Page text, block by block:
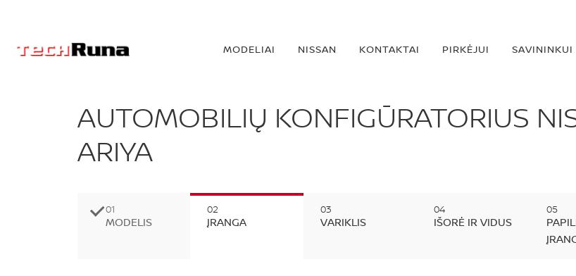
MODELIAI NISSAN KONTAKTAI PIRKĖJUI SAVININKUI
AUTOMOBILIŲ KONFIGŪRATORIUS
ARIYA
MODELIS ĮRANGA VARIKLIS IŠORĖ IR VIDUS